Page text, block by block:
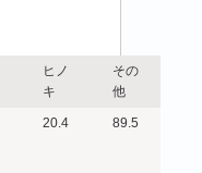
ヒノ
キ
その
他
20.4 89.5